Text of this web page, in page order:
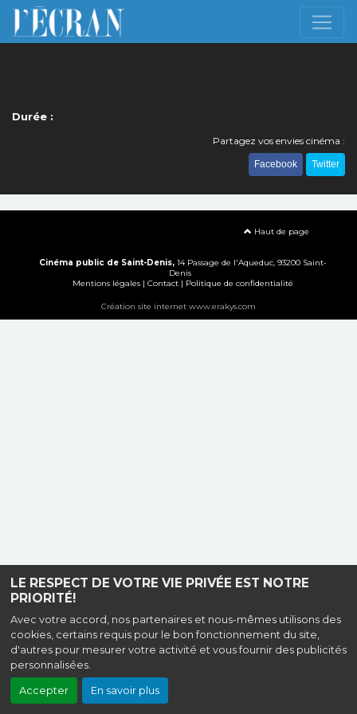
LE RESPECT DE VOTRE VIE PRIVÉE EST NOTRE
PRIORITÉ!
Avec votre accord, nos partenaires et nous-mêmes utilisons des
cookies, certains requis pour le bon fonctionnement du site,
d'autres pour mesurer votre activité et vous fournir des publicités
personnalisées.
Accepter En savoir plus
Durée :
Partagez vos envies cinéma :
Facebook Twitter
Haut de page
Cinéma public de Saint-Denis, 14 Passage de l'Aqueduc, 93200 Saint-
Denis
Mentions légales| Contact| Politique de confidentialité
Création site internet www.erakys.com